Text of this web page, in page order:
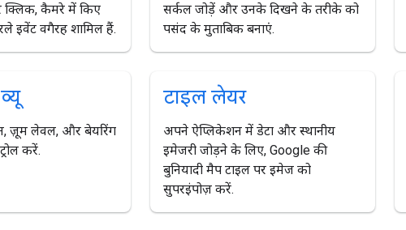
क्लिक, कैमरे में किए
इवेंट वगैरह शामिल हैं.
सर्कल जोड़ें और उनके दिखने के तरीके को
पसंद के मुताबिक बनाएं.
ज़ूम लेवल, और बेयरिंग
करें.
टाइल लेयर
अपने ऐप्लिकेशन में डेटा और स्थानीय
इमेजरी जोड़ने के लिए, Google की
बुनियादी मैप टाइल पर इमेज को
सुपरइंपोज़ करें.